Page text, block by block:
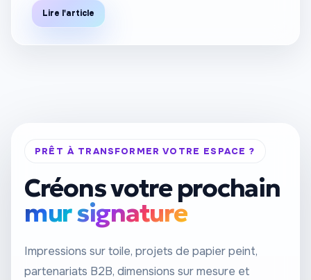
Lire l'article
PRÊT À TRANSFORMER VOTRE ESPACE ?
Créons votre prochain
mur signature
Impressions sur toile, projets de papier peint,
partenariats B2B, dimensions sur mesure et